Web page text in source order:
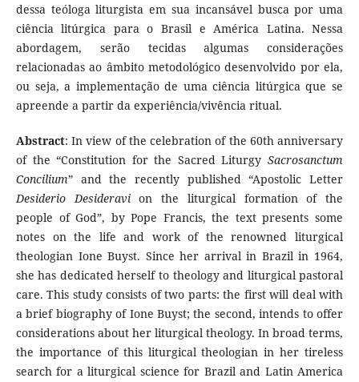
dessa teóloga liturgista em sua incansável busca por uma
ciência litúrgica para o Brasil e América Latina. Nessa
abordagem, serão tecidas algumas considerações
relacionadas ao âmbito metodológico desenvolvido por ela,
ou seja, a implementação de uma ciência litúrgica que se
apreende a partir da experiência/vivência ritual.
Abstract: In view of the celebration of the 60th anniversary
of the “Constitution for the Sacred LiturgySacrosanctum
Concilium” and the recently published “Apostolic Letter
Desiderio Desideravion the liturgical formation of the
people of God”, by Pope Francis, the text presents some
notes on the life and work of the renowned liturgical
theologian Ione Buyst. Since her arrival in Brazil in 1964,
she has dedicated herself to theology and liturgical pastoral
care. This study consists of two parts: the first will deal with
a brief biography of Ione Buyst; the second, intends to offer
considerations about her liturgical theology. In broad terms,
the importance of this liturgical theologian in her tireless
search for a liturgical science for Brazil and Latin America